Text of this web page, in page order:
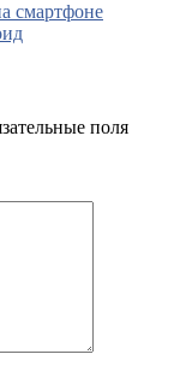
смартфоне
поля